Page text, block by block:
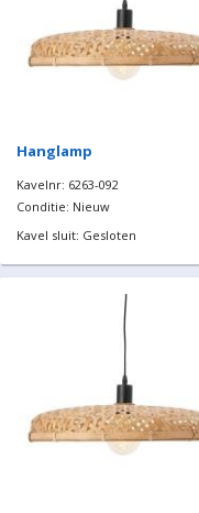
Hanglamp
Kavelnr: 6263-092
Conditie: Nieuw
Kavel sluit: Gesloten